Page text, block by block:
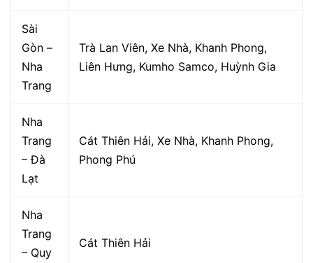
Sài
Gòn –
Nha
Trang
Trà Lan Viên, Xe Nhà, Khanh Phong,
Liên Hưng, Kumho Samco, Huỳnh Gia
Nha
Trang
– Đà
Lạt
Cát Thiên Hải, Xe Nhà, Khanh Phong,
Phong Phú
Nha
Trang
– Quy
Cát Thiên Hải